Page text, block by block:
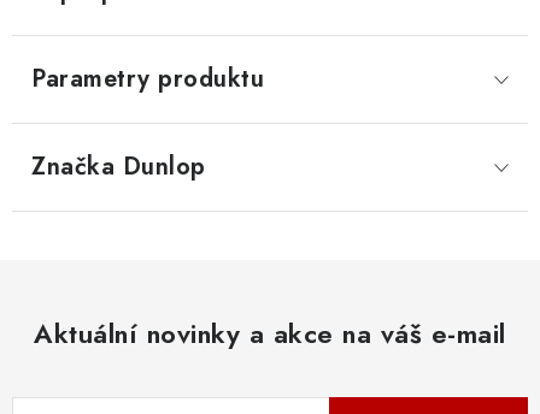
Parametry produktu
Značka Dunlop
Aktuální novinky a akce na váš e-mail